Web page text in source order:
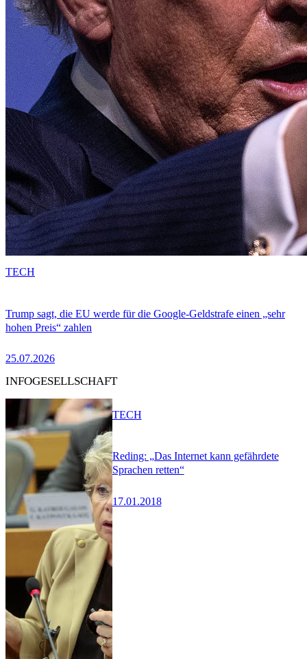
Trump sagt, die EU werde für die Google-Geldstrafe einen „sehr
hohen Preis“ zahlen
25.07.2026
TECH
INFOGESELLSCHAFT
Reding: „Das Internet kann gefährdete
Sprachen retten“
17.01.2018
TECH